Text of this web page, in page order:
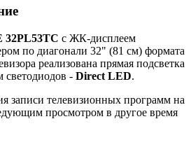
с ЖК-дисплеем
по диагонали 32" (81 см) формата
реализована прямая подсветка
светодиодов - Direct LED.
записи телевизионных программ на
просмотром в другое время